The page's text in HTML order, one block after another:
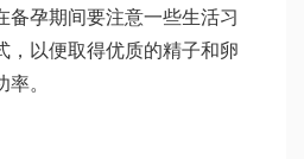
备孕期间要注意一些生活习
，以便取得优质的精子和卵
率。